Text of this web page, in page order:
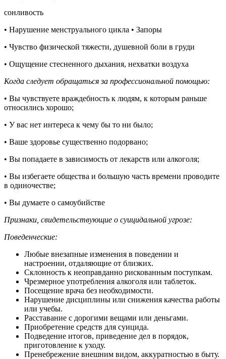
сонливость
• Нарушение менструального цикла • Запоры
• Чувство физической тяжести, душевной боли в груди
• Ощущение стесненного дыхания, нехватки воздуха
Когда следует обращаться за профессиональной помощью:
• Вы чувствуете враждебность к людям, к которым раньше
относились хорошо;
• У вас нет интереса к чему бы то ни было;
• Ваше здоровье существенно подорвано;
• Вы попадаете в зависимость от лекарств или алкоголя;
• Вы избегаете общества и большую часть времени проводите
в одиночестве;
• Вы думаете о самоубийстве
Признаки, свидетельствующие о суицидальной угрозе:
Поведенческие:
Любые внезапные изменения в поведении и
настроении, отдаляющие от близких.
Склонность к неоправданно рискованным поступкам.
Чрезмерное употребления алкоголя или таблеток.
Посещение врача без необходимости.
Нарушение дисциплины или снижения качества работы
или учебы.
Расставание с дорогими вещами или деньгами.
Приобретение средств для суицида.
Подведение итогов, приведение дел в порядок,
приготовление к уходу.
Пренебрежение внешним видом, аккуратностью в быту.